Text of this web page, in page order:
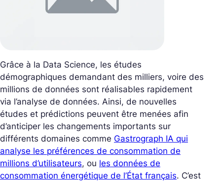
Grâce à la Data Science, les études
démographiques demandant des milliers, voire des
millions de données sont réalisables rapidement
via l’analyse de données. Ainsi, de nouvelles
études et prédictions peuvent être menées afin
d’anticiper les changements importants sur
différents domaines comme Gastrograph IA qui
analyse les préférences de consommation de
millions d’utilisateurs, ou les données de
consommation énergétique de l’État français. C’est